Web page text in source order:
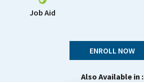
Job Aid
ENROLL NOW
Also Available in :